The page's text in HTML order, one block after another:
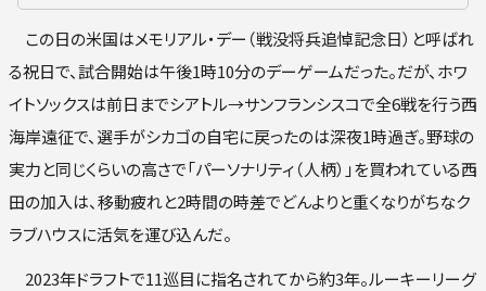
この日の米国はメモリアル・デー（戦没将兵追悼記念日）と呼ばれ
る祝日で、試合開始は午後1時10分のデーゲームだった。だが、ホワ
イトソックスは前日までシアトル→サンフランシスコで全6戦を行う西
海岸遠征で、選手がシカゴの自宅に戻ったのは深夜1時過ぎ。野球の
実力と同じくらいの高さで「パーソナリティ（人柄）」を買われている西
田の加入は、移動疲れと2時間の時差でどんよりと重くなりがちなク
ラブハウスに活気を運び込んだ。
2023年ドラフトで11巡目に指名されてから約3年。ルーキーリーグ